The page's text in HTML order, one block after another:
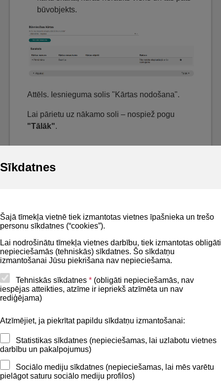
Sīkdatnes
Šajā tīmekļa vietnē tiek izmantotas vietnes īpašnieka un trešo
personu sīkdatnes (“cookies”).
Lai nodrošinātu tīmekļa vietnes darbību, tiek izmantotas obligāti
nepieciešamās (tehniskās) sīkdatnes. Šo sīkdatņu
izmantošanai Jūsu piekrišana nav nepieciešama.
Tehniskās sīkdatnes * (obligāti nepieciešamās, nav
iespējas atteikties, atzīme ir iepriekš atzīmēta un nav
rediģējama)
Atzīmējiet, ja piekrītat papildu sīkdatņu izmantošanai:
Statistikas sīkdatnes (nepieciešamas, lai uzlabotu vietnes
darbību un pakalpojumus)
Sociālo mediju sīkdatnes (nepieciešamas, lai mēs varētu
pielāgot saturu sociālo mediju profilos)
būvobjekts.
Attēls. Iesnieguma solis "Kārtas nodošana".
Lai pārietu uz nākamo soli – nospiež pogu
"Tālāk".
Privātuma politika
Lapas karte
Piekļūstamības paziņojums
Kontakti
BIS atbalsta dienesta tālrunis:
Sekojiet mums